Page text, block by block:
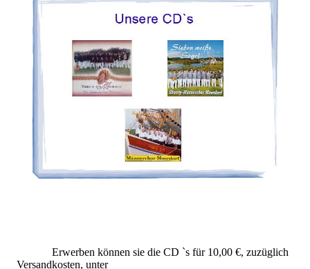
Erwerben können sie die CD `s für 10,00 €, zuzüglich
Versandkosten, unter